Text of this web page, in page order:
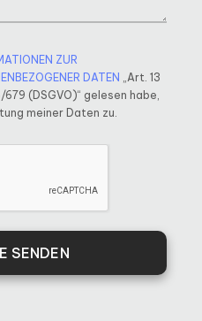
ZUR
DATEN „Art. 13
(DSGVO)“ gelesen habe,
meiner Daten zu.
SENDEN